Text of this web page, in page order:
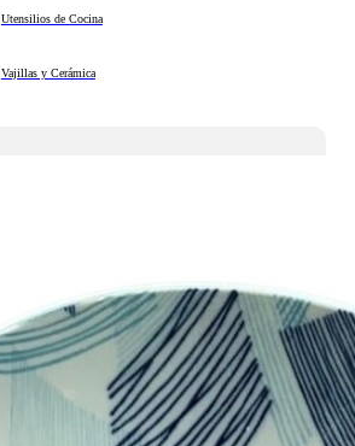
Utensilios de Cocina
Vajillas y Cerámica